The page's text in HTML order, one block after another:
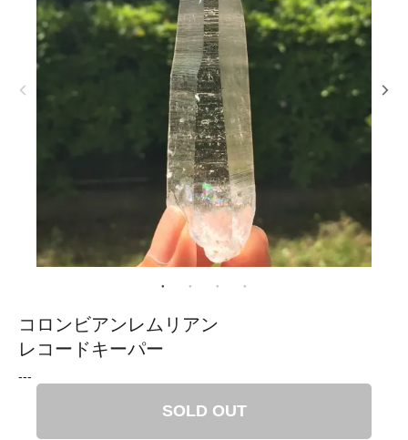
コロンビアンレムリアン
レコードキーパー
---
SOLD OUT